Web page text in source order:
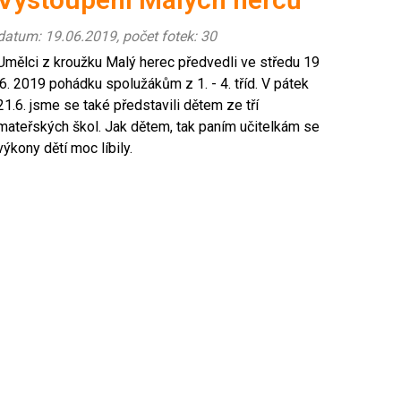
19.06.2019, počet fotek: 30
z kroužku Malý herec předvedli ve středu 19
2019 pohádku spolužákům z 1. - 4. tříd. V pátek
jsme se také představili dětem ze tří
škol. Jak dětem, tak paním učitelkám se
dětí moc líbily.